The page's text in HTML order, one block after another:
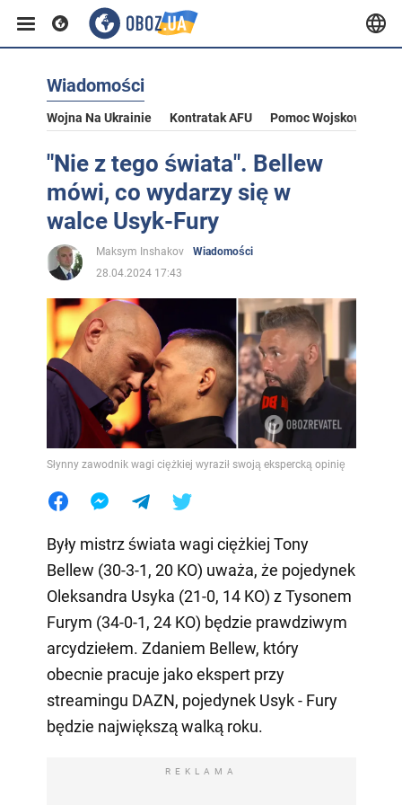
Wiadomości
Wojna Na Ukrainie Kontratak AFU Pomoc Wojskowa Dla
"Nie z tego świata". Bellew
mówi, co wydarzy się w
walce Usyk-Fury
Maksym Inshakov
Wiadomości
28.04.2024 17:43
Słynny zawodnik wagi ciężkiej wyraził swoją ekspercką opinię
Były mistrz świata wagi ciężkiej Tony
Bellew (30-3-1, 20 KO) uważa, że pojedynek
Oleksandra Usyka (21-0, 14 KO) z Tysonem
Furym (34-0-1, 24 KO) będzie prawdziwym
arcydziełem. Zdaniem Bellew, który
obecnie pracuje jako ekspert przy
streamingu DAZN, pojedynek Usyk - Fury
będzie największą walką roku.
REKLAMA